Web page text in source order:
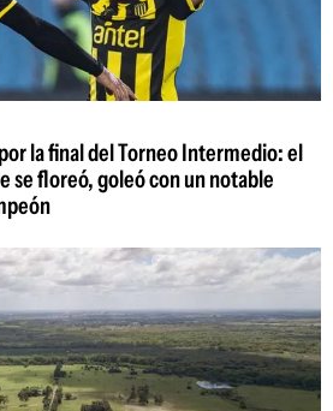
la final del Torneo Intermedio: el
se floreó, goleó con un notable